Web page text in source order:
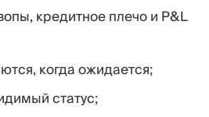
кредитное плечо и P&L
когда ожидается;
статус;